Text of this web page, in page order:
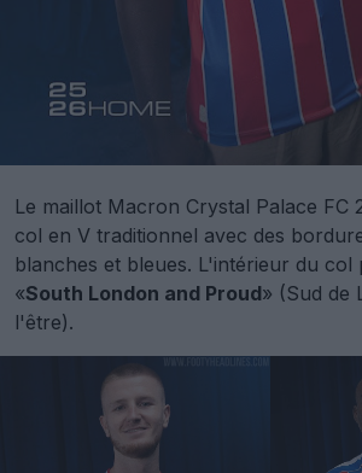
Le maillot Macron Crystal Palace FC
col en V traditionnel avec des
blanches et bleues. L'intérieur du
«South London and Proud» (Sud de
l'être).